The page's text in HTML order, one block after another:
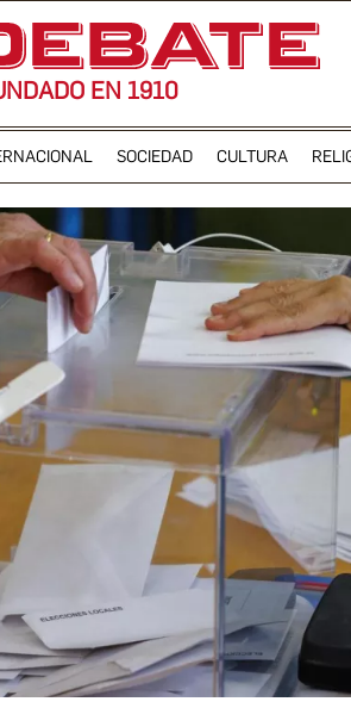
EN 1910
SOCIEDAD CULTURA